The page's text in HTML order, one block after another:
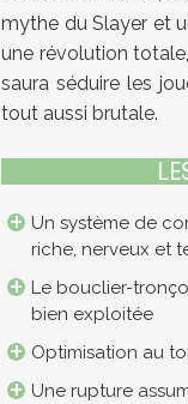
mythe du Slayer et
une révolution
saura séduire les
tout aussi brutale.
Un système de
riche, nerveux et
Le bouclier-
bien exploitée
Optimisation au
Une rupture